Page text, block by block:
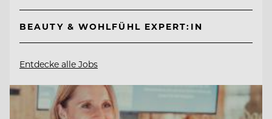
BEAUTY & WOHLFÜHL EXPERT:IN
Entdecke alle Jobs